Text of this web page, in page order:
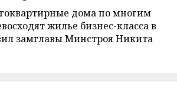
дома по многим
жилье бизнес-класса в
замглавы Минстроя Никита